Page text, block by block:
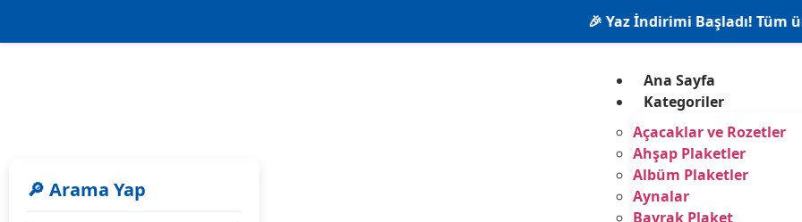
🎉 Yaz İndirimi Başladı! Tüm
Ana Sayfa
Kategoriler
Açacaklar ve Rozetler
Ahşap Plaketler
Albüm Plaketler
Aynalar
Bayrak Plaket
🔎 Arama Yap